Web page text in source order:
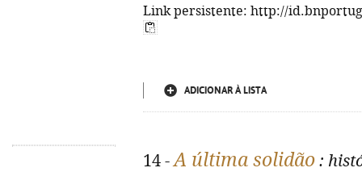
Link persistente: http://
ADICIONAR À LISTA
14 -A última solidão :